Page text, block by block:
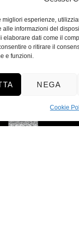
migliori esperienze,
alle informazioni del
elaborare dati come il
o ritirare il
e funzioni.
NEGA
Cookie